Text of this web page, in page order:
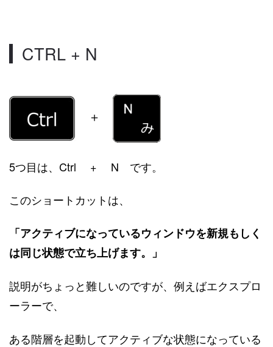
CTRL + N
＋
5つ目は、Ctrl + N です。
このショートカットは、
「アクティブになっているウィンドウを新規もしく
は同じ状態で立ち上げます。」
説明がちょっと難しいのですが、例えばエクスプロ
ーラーで、
ある階層を起動してアクティブな状態になっている